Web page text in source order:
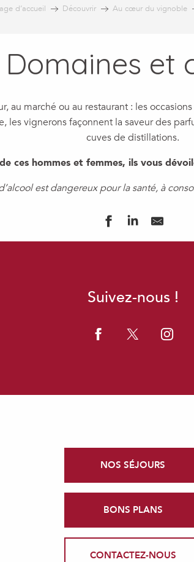
d’accueil Découvrir Au cœur du vignoble
Domaines et
au marché ou au restaurant : les
les vignerons façonnent la saveur des
cuves de distillations.
ces hommes et femmes, ils vous
d’alcool est dangereux pour la santé, à
Suivez-nous !
NOS SÉJOURS
BONS PLANS
CONTACTEZ-NOUS